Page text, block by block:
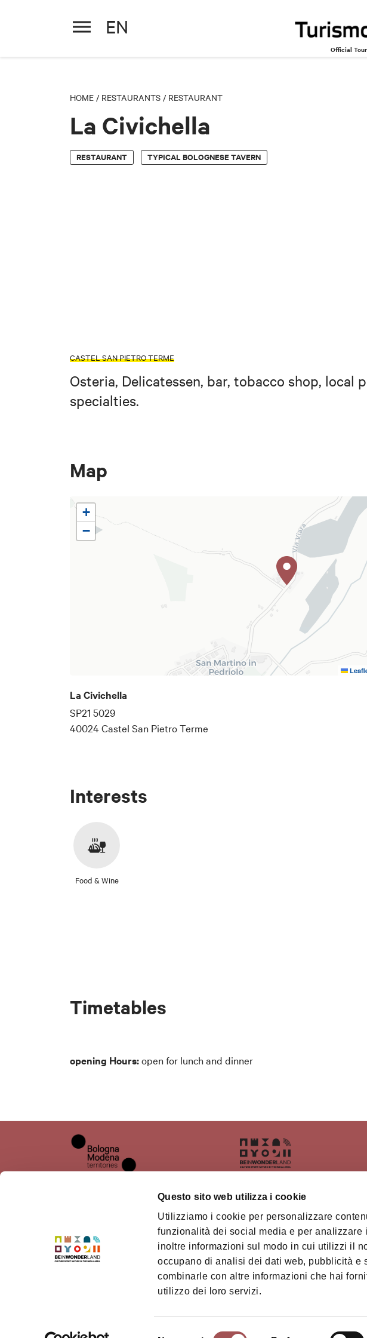
Questo sito web utilizza i cookie
Utilizziamo i cookie per personalizzare
funzionalità dei social media e per analizzare
inoltre informazioni sul modo in cui utilizzi il
occupano di analisi dei dati web, pubblicità e
combinarle con altre informazioni che hai
utilizzo dei loro servizi.
EN
Official
HOME / RESTAURANTS / RESTAURANT
La Civichella
RESTAURANT TYPICAL BOLOGNESE TAVERN
CASTEL SAN PIETRO TERME
Osteria, Delicatessen, bar, tobacco shop, local
specialties.
Map
+
−
La Civichella
SP21 5029
40024 Castel San Pietro Terme
Interests
Food & Wine
Timetables
opening Hours:open for lunch and dinner
Where we are
The territory of Imola's Area
Bologna-Modena Tourist
Territory
Credits